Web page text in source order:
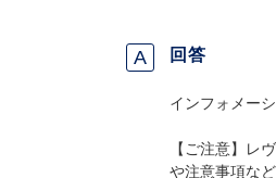
回答
インフォメー
【ご注意】レ
や注意事項な